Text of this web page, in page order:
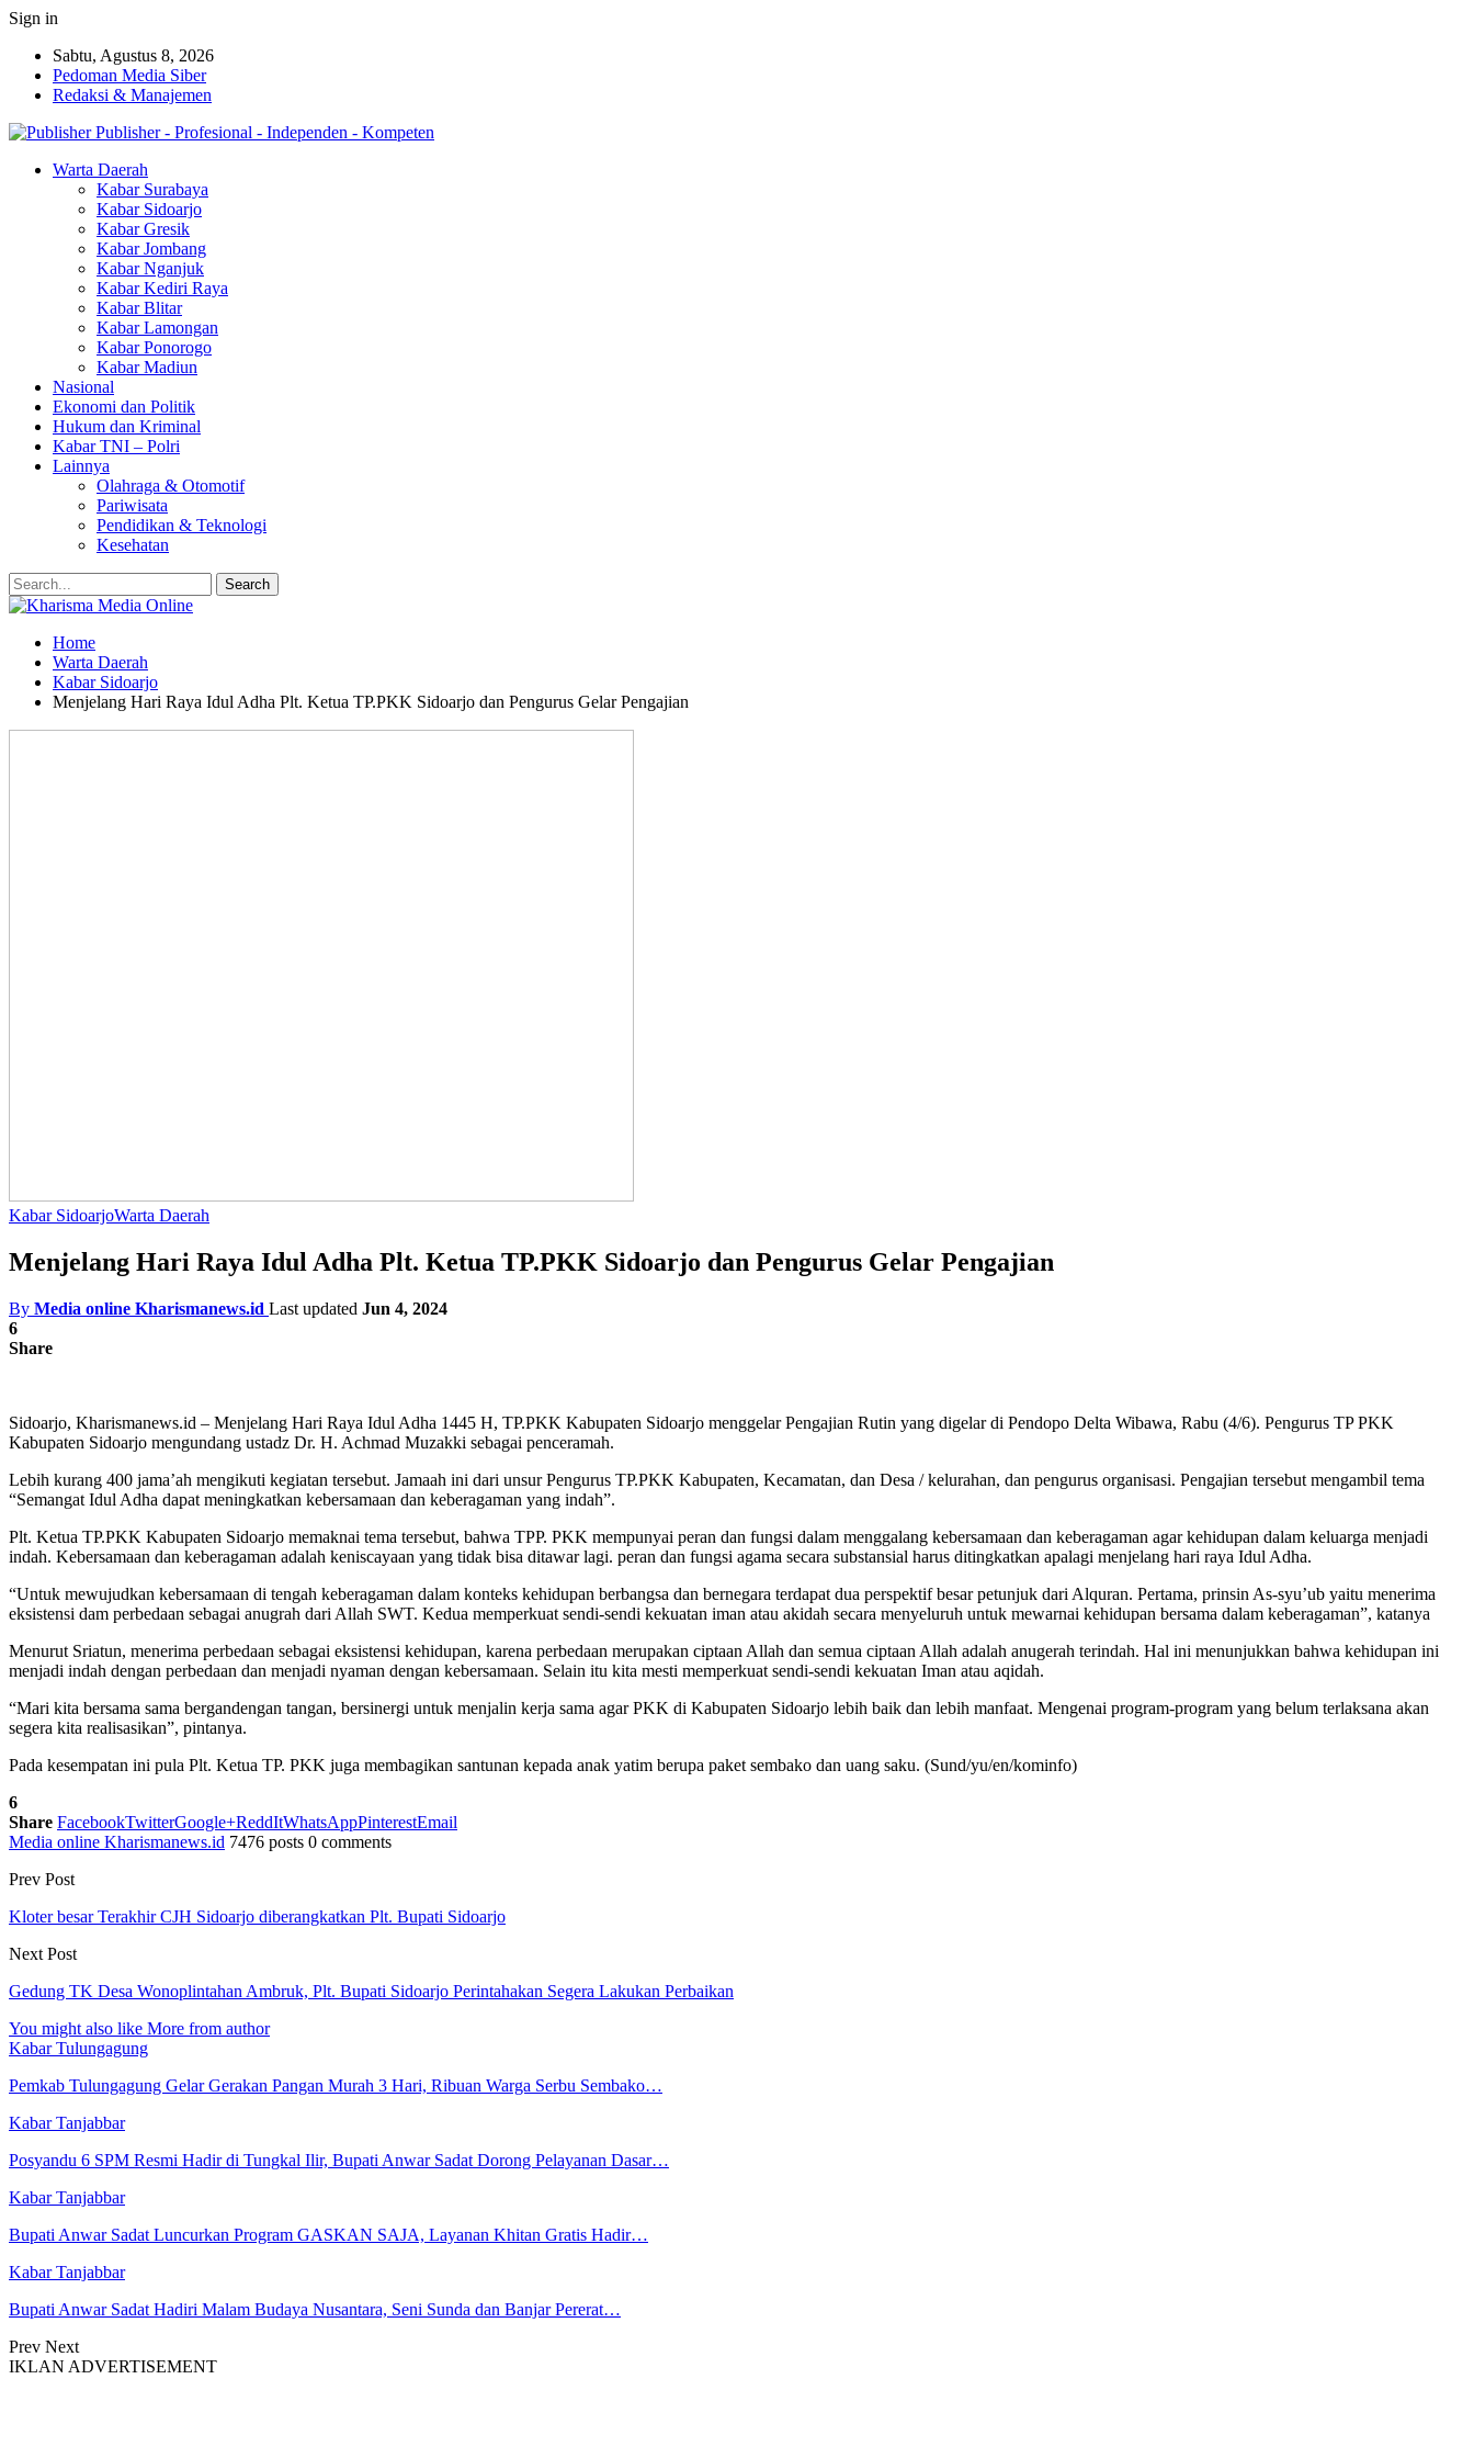
Sign in
Sabtu, Agustus 8, 2026
Pedoman Media Siber
Redaksi & Manajemen
Publisher - Profesional - Independen - Kompeten
Warta Daerah
Kabar Surabaya
Kabar Sidoarjo
Kabar Gresik
Kabar Jombang
Kabar Nganjuk
Kabar Kediri Raya
Kabar Blitar
Kabar Lamongan
Kabar Ponorogo
Kabar Madiun
Nasional
Ekonomi dan Politik
Hukum dan Kriminal
Kabar TNI – Polri
Lainnya
Olahraga & Otomotif
Pariwisata
Pendidikan & Teknologi
Kesehatan
Home
Warta Daerah
Kabar Sidoarjo
Menjelang Hari Raya Idul Adha Plt. Ketua TP.PKK Sidoarjo dan Pengurus Gelar Pengajian
Kabar SidoarjoWarta Daerah
Menjelang Hari Raya Idul Adha Plt. Ketua TP.PKK Sidoarjo dan Pengurus Gelar Pengajian
By Media online Kharismanews.id Last updated Jun 4, 2024
6
Share
Sidoarjo, Kharismanews.id – Menjelang Hari Raya Idul Adha 1445 H, TP.PKK Kabupaten Sidoarjo menggelar Pengajian Rutin yang digelar di Pendopo Delta Wibawa, Rabu (4/6). Pengurus TP PKK
Kabupaten Sidoarjo mengundang ustadz Dr. H. Achmad Muzakki sebagai penceramah.
Lebih kurang 400 jama’ah mengikuti kegiatan tersebut. Jamaah ini dari unsur Pengurus TP.PKK Kabupaten, Kecamatan, dan Desa / kelurahan, dan pengurus organisasi. Pengajian tersebut mengambil tema
“Semangat Idul Adha dapat meningkatkan kebersamaan dan keberagaman yang indah”.
Plt. Ketua TP.PKK Kabupaten Sidoarjo memaknai tema tersebut, bahwa TPP. PKK mempunyai peran dan fungsi dalam menggalang kebersamaan dan keberagaman agar kehidupan dalam keluarga menjadi
indah. Kebersamaan dan keberagaman adalah keniscayaan yang tidak bisa ditawar lagi. peran dan fungsi agama secara substansial harus ditingkatkan apalagi menjelang hari raya Idul Adha.
“Untuk mewujudkan kebersamaan di tengah keberagaman dalam konteks kehidupan berbangsa dan bernegara terdapat dua perspektif besar petunjuk dari Alquran. Pertama, prinsin As-syu’ub yaitu menerima
eksistensi dam perbedaan sebagai anugrah dari Allah SWT. Kedua memperkuat sendi-sendi kekuatan iman atau akidah secara menyeluruh untuk mewarnai kehidupan bersama dalam keberagaman”, katanya
Menurut Sriatun, menerima perbedaan sebagai eksistensi kehidupan, karena perbedaan merupakan ciptaan Allah dan semua ciptaan Allah adalah anugerah terindah. Hal ini menunjukkan bahwa kehidupan ini
menjadi indah dengan perbedaan dan menjadi nyaman dengan kebersamaan. Selain itu kita mesti memperkuat sendi-sendi kekuatan Iman atau aqidah.
“Mari kita bersama sama bergandengan tangan, bersinergi untuk menjalin kerja sama agar PKK di Kabupaten Sidoarjo lebih baik dan lebih manfaat. Mengenai program-program yang belum terlaksana akan
segera kita realisasikan”, pintanya.
Pada kesempatan ini pula Plt. Ketua TP. PKK juga membagikan santunan kepada anak yatim berupa paket sembako dan uang saku. (Sund/yu/en/kominfo)
6
Share FacebookTwitterGoogle+ReddItWhatsAppPinterestEmail
Media online Kharismanews.id 7476 posts 0 comments
Prev Post
Kloter besar Terakhir CJH Sidoarjo diberangkatkan Plt. Bupati Sidoarjo
Next Post
Gedung TK Desa Wonoplintahan Ambruk, Plt. Bupati Sidoarjo Perintahakan Segera Lakukan Perbaikan
You might also like More from author
Kabar Tulungagung
Pemkab Tulungagung Gelar Gerakan Pangan Murah 3 Hari, Ribuan Warga Serbu Sembako…
Kabar Tanjabbar
Posyandu 6 SPM Resmi Hadir di Tungkal Ilir, Bupati Anwar Sadat Dorong Pelayanan Dasar…
Kabar Tanjabbar
Bupati Anwar Sadat Luncurkan Program GASKAN SAJA, Layanan Khitan Gratis Hadir…
Kabar Tanjabbar
Bupati Anwar Sadat Hadiri Malam Budaya Nusantara, Seni Sunda dan Banjar Pererat…
Prev Next
IKLAN ADVERTISEMENT